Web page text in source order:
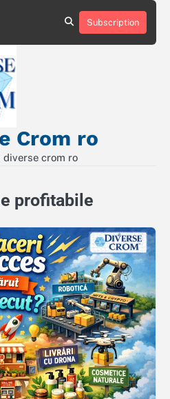
Contact
Politică
Subscription
Crom ro
crom ro
profitabile